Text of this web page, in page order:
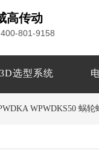
高传动
400-801-9158
3D选型系统
WPWDKS50 蜗